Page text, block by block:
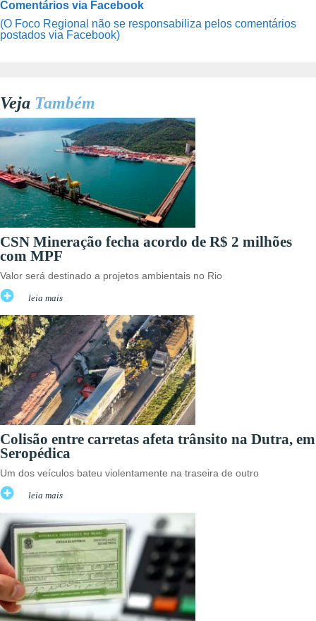
Comentários via Facebook
(O Foco Regional não se responsabiliza pelos comentários
postados via Facebook)
Veja Também
CSN Mineração fecha acordo de R$ 2 milhões
com MPF
Valor será destinado a projetos ambientais no Rio
leia mais
Colisão entre carretas afeta trânsito na Dutra, em
Seropédica
Um dos veículos bateu violentamente na traseira de outro
leia mais